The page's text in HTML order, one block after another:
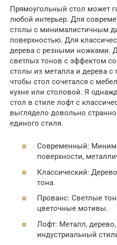
Прямоугольный стол может
любой интерьер. Для
столы с минималистичным
поверхностью. Для
дерева с резными ножками.
светлых тонов с эффектом
столы из металла и дерева с
чтобы стол сочетался с
кухне или столовой. Я
стол в стиле лофт с
выглядело довольно
единого стиля.
Современный:
поверхности,
Классический:
тона.
Прованс: Светлые
цветочные мотивы.
Лофт: Металл, дерево,
индустриальный